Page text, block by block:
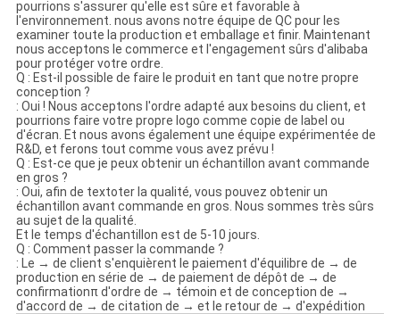
pourrions s'assurer qu'elle est sûre et favorable à
l'environnement. nous avons notre équipe de QC pour les
examiner toute la production et emballage et finir. Maintenant
nous acceptons le commerce et l'engagement sûrs d'alibaba
pour protéger votre ordre.
Q : Est-il possible de faire le produit en tant que notre propre
conception ?
: Oui ! Nous acceptons l'ordre adapté aux besoins du client, et
pourrions faire votre propre logo comme copie de label ou
d'écran. Et nous avons également une équipe expérimentée de
R&D, et ferons tout comme vous avez prévu !
Q : Est-ce que je peux obtenir un échantillon avant commande
en gros ?
: Oui, afin de textoter la qualité, vous pouvez obtenir un
échantillon avant commande en gros. Nous sommes très sûrs
au sujet de la qualité.
Et le temps d'échantillon est de 5-10 jours.
Q : Comment passer la commande ?
: Le → de client s'enquièrent le paiement d'équilibre de → de
production en série de → de paiement de dépôt de → de
confirmationπ d'ordre de → témoin et de conception de →
d'accord de → de citation de → et le retour de → d'expédition